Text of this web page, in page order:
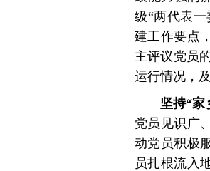
级“两代表
建工作要点
主评议党员
运行情况，
坚持“家
党员见识广
动党员积极
员扎根流入